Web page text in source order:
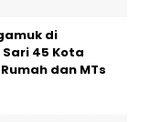
di
45 Kota
dan MTs